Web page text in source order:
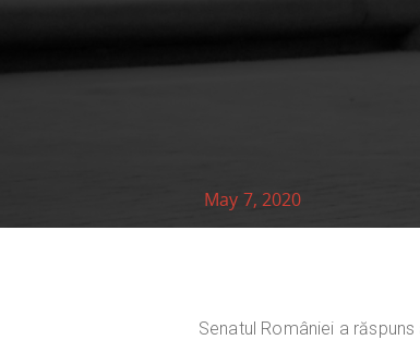
May 7, 2020
Senatul României a răspuns